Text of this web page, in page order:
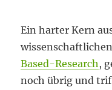
Ein harter Kern
Based-Research ,
noch übrig und